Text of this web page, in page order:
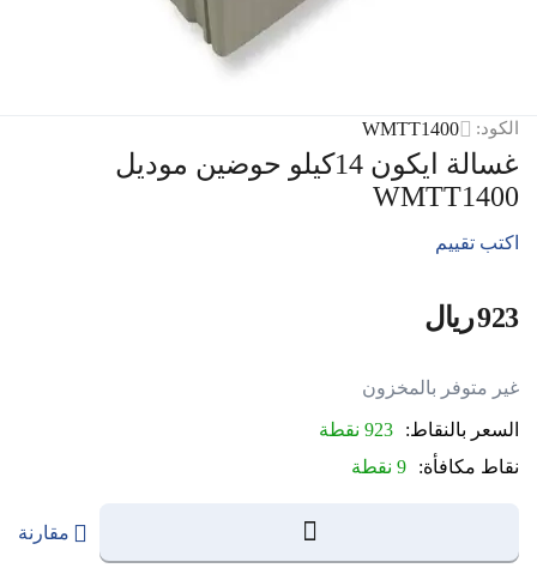
الكود: WMTT1400
غسالة ايكون 14كيلو حوضين موديل
WMTT1400
اكتب تقييم
ريال‎‍923‍
غير متوفر بالمخزون
السعر بالنقاط:
923 نقطة
نقاط مكافأة:
9 نقطة
مقارنة